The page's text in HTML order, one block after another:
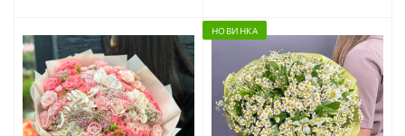
НОВИНКА